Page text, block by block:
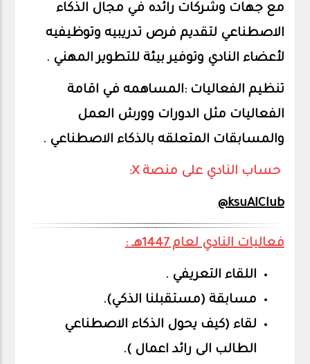
مع جهات وشركات رائده في مجال الذكاء
الاصطناعي لتقديم فرص تدريبيه وتوظيفيه
لأعضاء النادي وتوفير بيئة للتطوير المهني .
تنظيم الفعاليات :المساهمه في اقامة
الفعاليات مثل الدورات وورش العمل
والمسابقات المتعلقه بالذكاء الاصطناعي .
حساب النادي على منصة X:
ksuAIClub@
فعاليات النادي لعام 1447هـ :
اللقاء التعريفي .
مسابقة (مستقبلنا الذكي).
لقاء (كيف يحول الذكاء الاصطناعي
الطالب الى رائد اعمال ).